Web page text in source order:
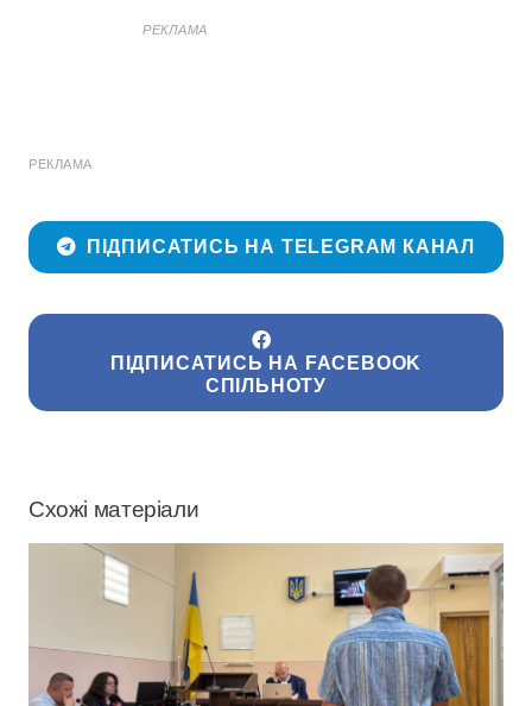
РЕКЛАМА
РЕКЛАМА
ПІДПИСАТИСЬ НА TELEGRAM КАНАЛ
ПІДПИСАТИСЬ НА FACEBOOK
СПІЛЬНОТУ
Схожі матеріали